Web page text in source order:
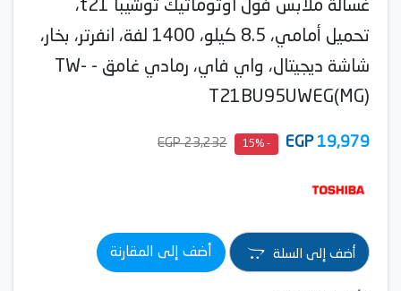
غسالة ملابس فول اوتوماتيك توشيبا t21،
تحميل أمامي، 8.5 كيلو، 1400 لفة، انفرتر، بخار،
شاشة ديجيتال، واي فاي، رمادي غامق - TW-
T21BU95UWEG(MG)
19,979
EGP
- 15%
23,232 EGP
أضف إلى السلة أضف إلى المقارنة